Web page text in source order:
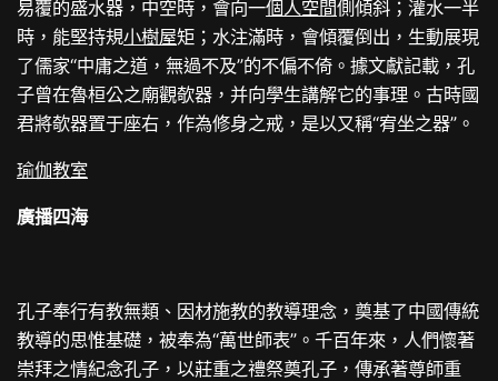
易覆的盛水器，中空時，會向一個人空間側傾斜；灌水一半
時，能堅持規小樹屋矩；水注滿時，會傾覆倒出，生動展現
了儒家“中庸之道，無過不及”的不偏不倚。據文獻記載，孔
子曾在魯桓公之廟觀欹器，并向學生講解它的事理。古時國
君將欹器置于座右，作為修身之戒，是以又稱“宥坐之器”。
瑜伽教室
廣播四海
孔子奉行有教無類、因材施教的教導理念，奠基了中國傳統
教導的思惟基礎，被奉為“萬世師表”。千百年來，人們懷著
崇拜之情紀念孔子，以莊重之禮祭奠孔子，傳承著尊師重